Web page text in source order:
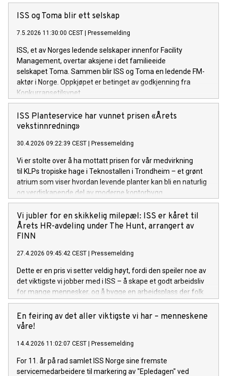
ISS og Toma blir ett selskap
7.5.2026 11:30:00 CEST Pressemelding
ISS, et av Norges ledende selskaper innenfor Facility
Management, overtar aksjene i det familieeide
selskapet Toma. Sammen blir ISS og Toma en ledende FM-
aktør i Norge. Oppkjøpet er betinget av godkjenning fra
Konkurransetilsynet.
ISS Planteservice har vunnet prisen «Årets
vekstinnredning»
30.4.2026 09:22:39 CEST Pressemelding
Vi er stolte over å ha mottatt prisen for vår medvirkning
til KLPs tropiske hage i Teknostallen i Trondheim – et grønt
atrium som viser hvordan levende planter kan bli en naturlig
og verdiskapende del av moderne kontorbygg.
Vi jubler for en skikkelig milepæl: ISS er kåret til
Årets HR-avdeling under The Hunt, arrangert av
FINN
27.4.2026 09:45:42 CEST Pressemelding
Dette er en pris vi setter veldig høyt, fordi den speiler noe av
det viktigste vi jobber med i ISS – å skape et godt arbeidsliv
for mange mennesker, og å bygge en arbeidsplass der folk
kjenner på både tilhørighet, utvikling og muligheter. At dette
arbeidet nå blir lagt merke til, gjør seieren ekstra
meningsfull. En stor takk til alle som bidrar til å gjøre ISS til
En feiring av det aller viktigste vi har – menneskene
våre!
14.4.2026 11:02:07 CEST Pressemelding
For 11. år på rad samlet ISS Norge sine fremste
servicemedarbeidere til markering av "Epledagen" ved